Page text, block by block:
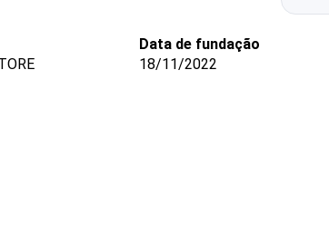
Data de fundação
18/11/2022